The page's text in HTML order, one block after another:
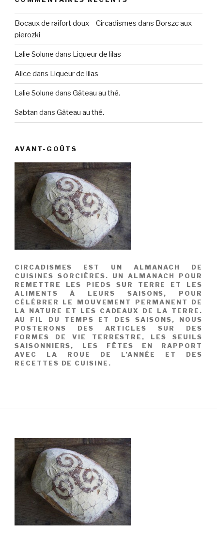
Bocaux de raifort doux – Circadismes dans Borszc aux
pierozki
Lalie Solune dans Liqueur de lilas
Alice dans Liqueur de lilas
Lalie Solune dans Gâteau au thé.
Sabtan dans Gâteau au thé.
AVANT-GOÛTS
CIRCADISMES EST UN ALMANACH DE
CUISINES SORCIÈRES. UN ALMANACH POUR
REMETTRE LES PIEDS SUR TERRE ET LES
ALIMENTS À LEURS SAISONS, POUR
CÉLÉBRER LE MOUVEMENT PERMANENT DE
LA NATURE ET LES CADEAUX DE LA TERRE.
AU FIL DU TEMPS ET DES SAISONS, NOUS
POSTERONS DES ARTICLES SUR DES
FORMES DE VIE TERRESTRE, LES SEUILS
SAISONNIERS, LES FÊTES EN RAPPORT
AVEC LA ROUE DE L’ANNÉE ET DES
RECETTES DE CUISINE.